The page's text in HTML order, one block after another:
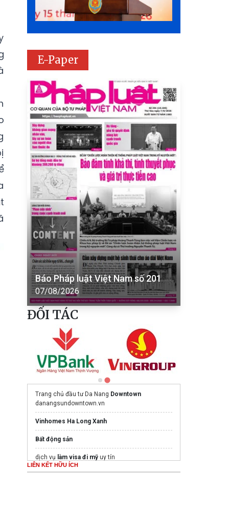
E-Paper
Báo Pháp luật Việt Nam số 201
07/08/2026
ĐỐI TÁC
Trang chủ đầu tư Da Nang Downtown
danangsundowntown.vn
Vinhomes Ha Long Xanh
Bất động sản
dịch vụ làm visa đi mỹ uy tín
LIÊN KẾT HỮU ÍCH